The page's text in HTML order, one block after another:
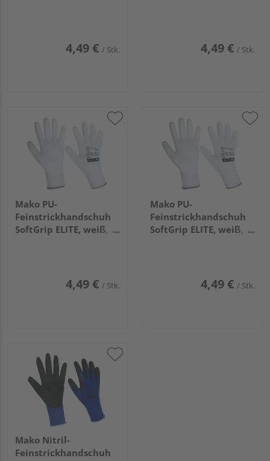
4,49 € / Stk. 4,49 € / Stk.
Mako PU-
Feinstrickhandschuh
SoftGrip ELITE, weiß,
4,49 € / Stk.
Mako PU-
Feinstrickhandschuh
SoftGrip ELITE, weiß,
4,49 € / Stk.
Mako Nitril-
Feinstrickhandschuh